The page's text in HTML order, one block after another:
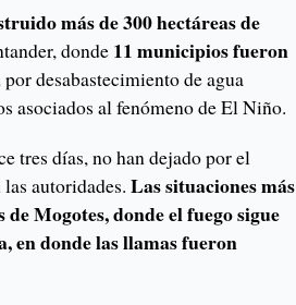
más de 300 hectáreas de
donde 11 municipios fueron
por desabastecimiento de agua
asociados al fenómeno de El Niño.
tres días, no han dejado por el
las autoridades.Las situaciones más
Mogotes, donde el fuego sigue
en donde las llamas fueron